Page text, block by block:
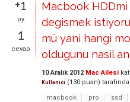
+1
oy
1
cevap
Macbook HDDmi
degismek
mü yani hangi
oldugunu nasil
10 Aralık 2012 Mac Ailesi
Kullanıcı (130 puan)
macbook
pro ssd